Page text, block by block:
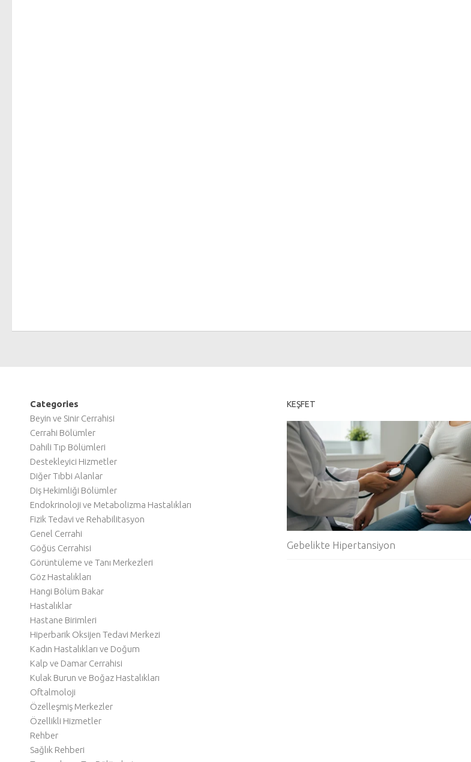
Categories
Beyin ve Sinir Cerrahisi
Cerrahi Bölümler
Dahili Tıp Bölümleri
Destekleyici Hizmetler
Diğer Tıbbi Alanlar
Diş Hekimliği Bölümler
Endokrinoloji ve Metabolizma Hastalıkları
Fizik Tedavi ve Rehabilitasyon
Genel Cerrahi
Göğüs Cerrahisi
Görüntüleme ve Tanı Merkezleri
Göz Hastalıkları
Hangi Bölüm Bakar
Hastalıklar
Hastane Birimleri
Hiperbarik Oksijen Tedavi Merkezi
Kadın Hastalıkları ve Doğum
Kalp ve Damar Cerrahisi
Kulak Burun ve Boğaz Hastalıkları
Oftalmoloji
Özelleşmiş Merkezler
Özellikli Hizmetler
Rehber
Sağlık Rehberi
KEŞFET
Gebelikte Hipertansiyon